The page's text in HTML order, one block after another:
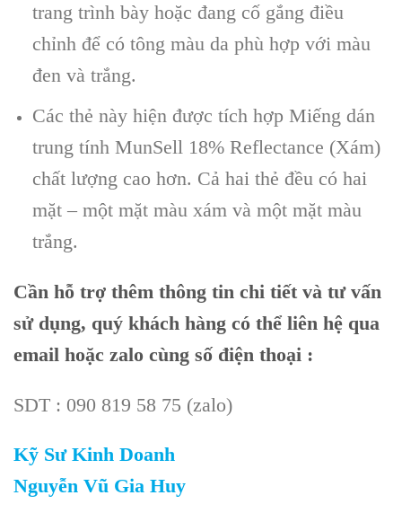
trang trình bày hoặc đang cố gắng điều
chỉnh để có tông màu da phù hợp với màu
đen và trắng.
Các thẻ này hiện được tích hợp Miếng dán
trung tính MunSell 18% Reflectance (Xám)
chất lượng cao hơn. Cả hai thẻ đều có hai
mặt – một mặt màu xám và một mặt màu
trắng.
Cần hỗ trợ thêm thông tin chi tiết và tư vấn
sử dụng, quý khách hàng có thể liên hệ qua
email hoặc zalo cùng số điện thoại :
SDT : 090 819 58 75 (zalo)
Kỹ Sư Kinh Doanh
Nguyễn Vũ Gia Huy